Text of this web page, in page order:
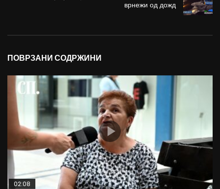
врнежи од дожд
ПОВРЗАНИ СОДРЖИНИ
02:08